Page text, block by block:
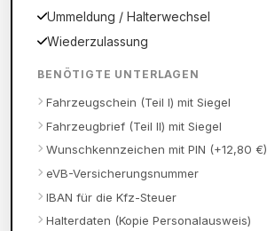
Ummeldung / Halterwechsel
Wiederzulassung
BENÖTIGTE UNTERLAGEN
Fahrzeugschein (Teil I) mit Siegel
Fahrzeugbrief (Teil II) mit Siegel
Wunschkennzeichen mit PIN (+12,80 €)
eVB-Versicherungsnummer
IBAN für die Kfz-Steuer
Halterdaten (Kopie Personalausweis)